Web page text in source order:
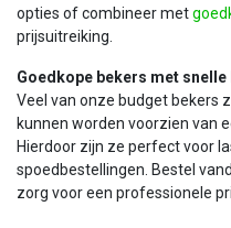
opties of combineer met
prijsuitreiking.
Goedkope bekers met
Veel van onze budget bekers
kunnen worden voorzien van
Hierdoor zijn ze perfect voor
spoedbestellingen. Bestel
zorg voor een professionele